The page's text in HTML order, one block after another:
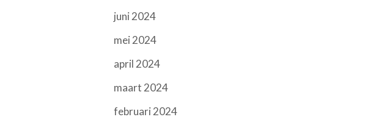
juni 2024
mei 2024
april 2024
maart 2024
februari 2024